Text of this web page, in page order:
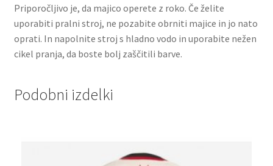
Priporočljivo je, da majico operete z roko. Če želite
uporabiti pralni stroj, ne pozabite obrniti majice in jo nato
oprati. In napolnite stroj s hladno vodo in uporabite nežen
cikel pranja, da boste bolj zaščitili barve.
Podobni izdelki